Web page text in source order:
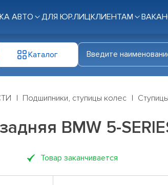
АВТО ДЛЯ ЮР.ЛИЦКЛИЕНТАМ
Каталог
Подшипники, ступицы колес
BMW 5-
Товар заканчивается